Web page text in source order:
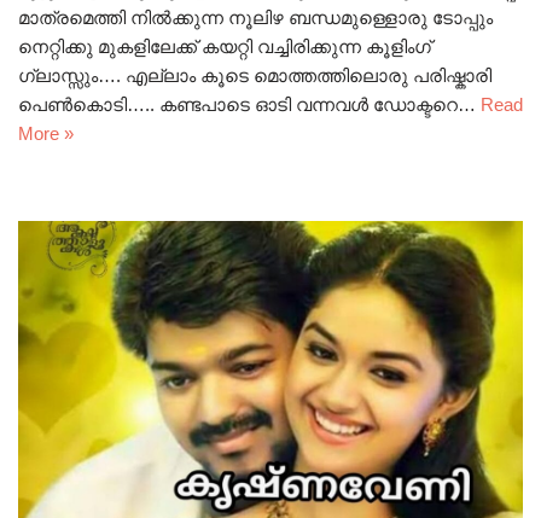
മാത്രമെത്തി നിൽക്കുന്ന നൂലിഴ ബന്ധമുള്ളൊരു ടോപ്പും
നെറ്റിക്കു മുകളിലേക്ക് കയറ്റി വച്ചിരിക്കുന്ന കൂളിംഗ്
ഗ്ലാസ്സും…. എല്ലാം കൂടെ മൊത്തത്തിലൊരു പരിഷ്കാരി
പെൺകൊടി….. കണ്ടപാടെ ഓടി വന്നവൾ ഡോക്ടറെ… Read
More »